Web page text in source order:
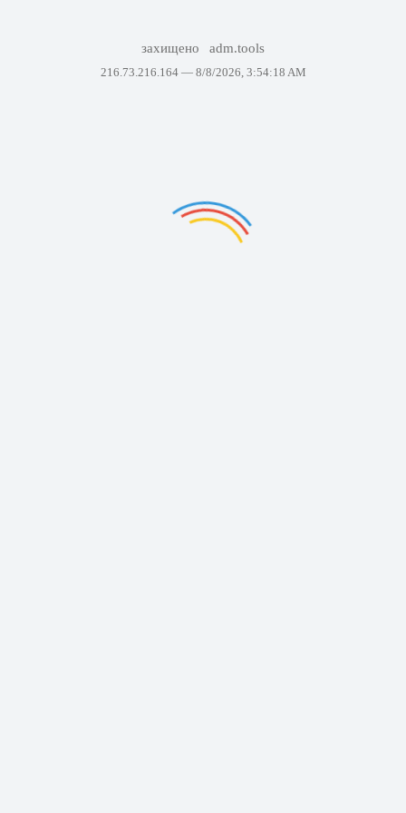
захищено adm.tools
216.73.216.164 — 8/8/2026, 3:54:18 AM